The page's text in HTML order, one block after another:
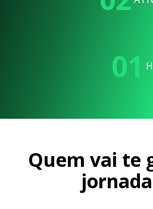
01
Quem vai te
jornada